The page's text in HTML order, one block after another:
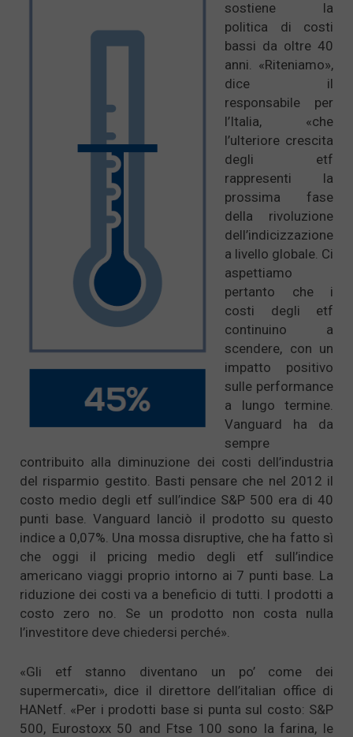
sostiene la
politica di costi
bassi da oltre 40
anni. «Riteniamo»,
dice il
responsabile per
l’Italia, «che
l’ulteriore crescita
degli etf
rappresenti la
prossima fase
della rivoluzione
dell’indicizzazione
a livello globale. Ci
aspettiamo
pertanto che i
costi degli etf
continuino a
scendere, con un
impatto positivo
sulle performance
a lungo termine.
Vanguard ha da
sempre
contribuito alla diminuzione dei costi dell’industria
del risparmio gestito. Basti pensare che nel 2012 il
costo medio degli etf sull’indice S&P 500 era di 40
punti base. Vanguard lanciò il prodotto su questo
indice a 0,07%. Una mossa disruptive, che ha fatto sì
che oggi il pricing medio degli etf sull’indice
americano viaggi proprio intorno ai 7 punti base. La
riduzione dei costi va a beneficio di tutti. I prodotti a
costo zero no. Se un prodotto non costa nulla
l’investitore deve chiedersi perché».
«Gli etf stanno diventano un po’ come dei
supermercati», dice il direttore dell’italian office di
HANetf. «Per i prodotti base si punta sul costo: S&P
500, Eurostoxx 50 and Ftse 100 sono la farina, le